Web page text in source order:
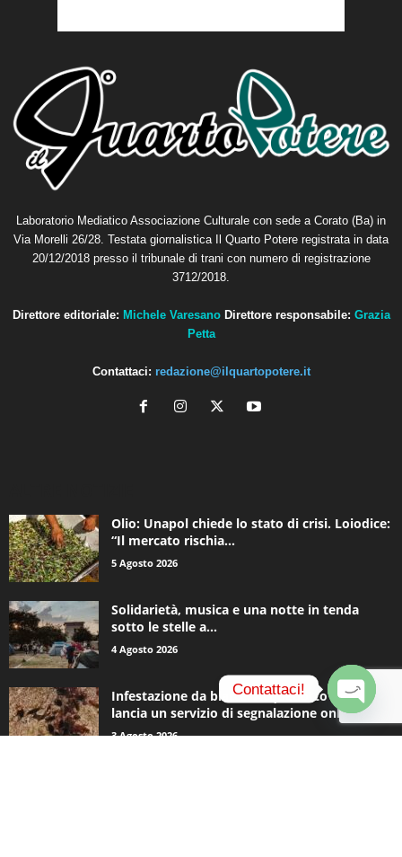
Laboratorio Mediatico Associazione Culturale con sede a Corato (Ba) in
Via Morelli 26/28. Testata giornalistica Il Quarto Potere registrata in data
20/12/2018 presso il tribunale di trani con numero di registrazione
3712/2018.
Direttore editoriale: Michele Varesano Direttore responsabile: Grazia
Petta
Contattaci: redazione@ilquartopotere.it
Olio: Unapol chiede lo stato di crisi. Loiodice:
“Il mercato rischia...
5 Agosto 2026
Solidarietà, musica e una notte in tenda
sotto le stelle a...
4 Agosto 2026
Infestazione da blatte, Acquedotto Pugliese
lancia un servizio di segnalazione online
3 Agosto 2026
Contattaci!
O